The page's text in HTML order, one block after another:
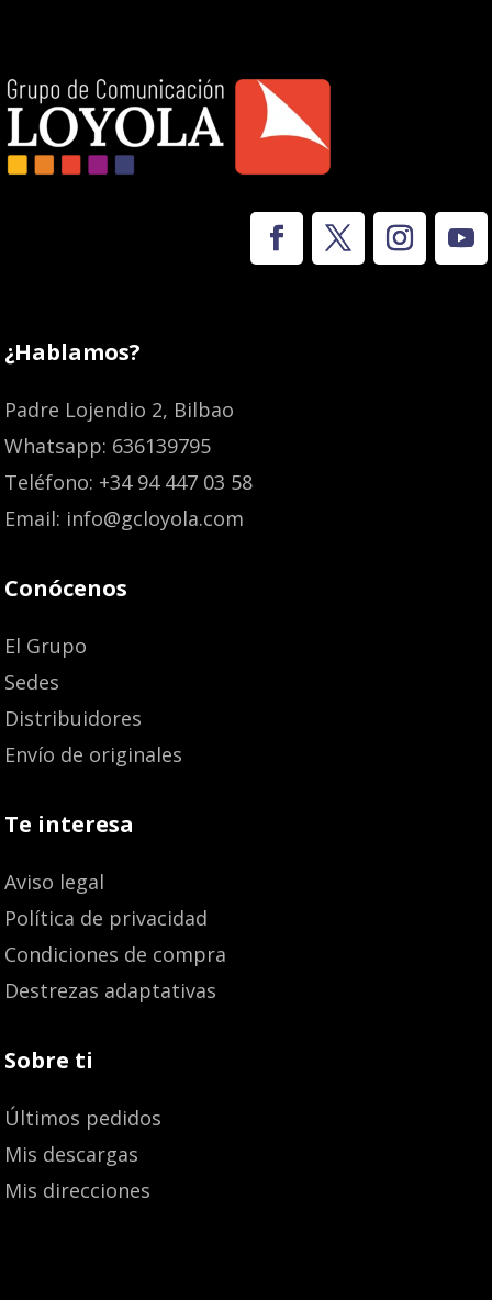
¿Hablamos?
Padre Lojendio 2, Bilbao
Whatsapp: 636139795
Teléfono: +34 94 447 03 58
Email: info@gcloyola.com
Conócenos
El Grupo
Sedes
Distribuidores
Envío de originales
Te interesa
Aviso legal
Política de privacidad
Condiciones de compra
Destrezas adaptativas
Sobre ti
Últimos pedidos
Mis descargas
Mis direcciones